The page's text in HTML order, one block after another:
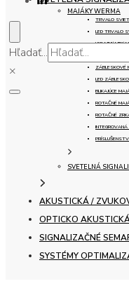
Hľadať...
×
MAJÁKY WERMA
TRVALO
LED TRVALO
LED MINI/ MIDI/
ZÁBLESKOVÉ
LED
BLIKAJÚCE
ROTAČNÉ
ROTAČNÉ
INTEGROVANÁ
SVETELNÁ
AKUSTICKÁ /
OPTICKO
SIGNALIZAČNÉ
SYSTÉMY